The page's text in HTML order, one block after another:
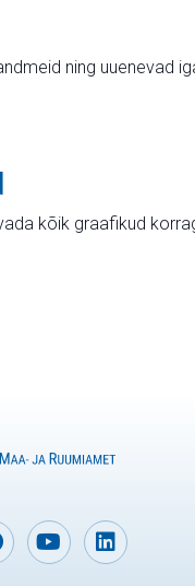
ning uuenevad
kõik graafikud